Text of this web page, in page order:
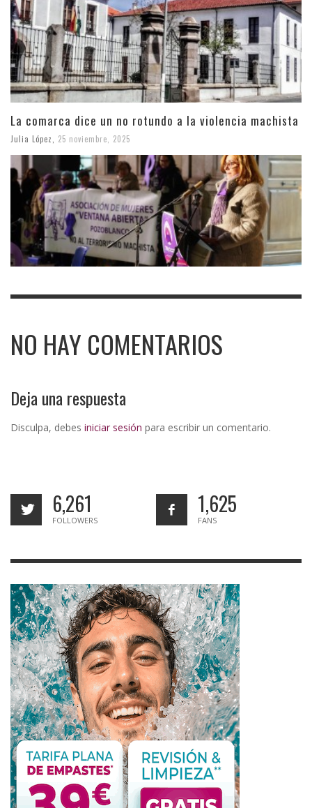
La comarca dice un no rotundo a la violencia machista
Julia López 25 noviembre, 2025
NO HAY COMENTARIOS
Deja una respuesta
Disculpa, debes iniciar sesión para escribir un comentario.
6,261
FOLLOWERS
1,625
FANS